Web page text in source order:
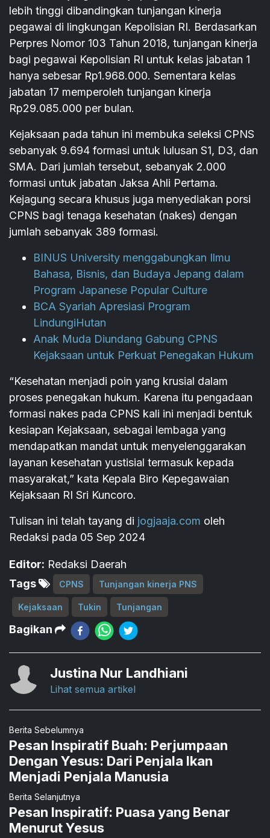
lebih tinggi dibandingkan tunjangan kinerja
pegawai di lingkungan Kepolisian RI. Berdasarkan
Perpres Nomor 103 Tahun 2018, tunjangan kinerja
bagi pegawai Kepolisian RI untuk kelas jabatan 1
hanya sebesar Rp1.968.000. Sementara kelas
jabatan 17 memperoleh tunjangan kinerja
Rp29.085.000 per bulan.
Kejaksaan pada tahun ini membuka seleksi CPNS
sebanyak 9.694 formasi untuk lulusan S1, D3, dan
SMA. Dari jumlah tersebut, sebanyak 2.000
formasi untuk jabatan Jaksa Ahli Pertama.
Kejagung secara khusus juga menyediakan porsi
CPNS bagi tenaga kesehatan (nakes) dengan
jumlah sebanyak 389 formasi.
BINUS University menggabungkan Ilmu
Bahasa, Bisnis, dan Budaya Jepang dalam
Program Japanese Popular Culture
BCA Syariah Apresiasi Program
LindungiHutan
Anak Muda Diundang Gabung CPNS
Kejaksaan untuk Perkuat Penegakan Hukum
“Kesehatan menjadi poin yang krusial dalam
proses penegakan hukum. Karena itu pengadaan
formasi nakes pada CPNS kali ini menjadi bentuk
kesiapan Kejaksaan, sebagai lembaga yang
mendapatkan mandat untuk menyelenggarakan
layanan kesehatan yustisial termasuk kepada
masyarakat,” kata Kepala Biro Kepegawaian
Kejaksaan RI Sri Kuncoro.
Tulisan ini telah tayang di jogjaaja.com oleh
Redaksi pada 05 Sep 2024
Editor: Redaksi Daerah
Tags
CPNS Tunjangan kinerja PNS
Kejaksaan Tukin Tunjangan
Bagikan
Justina Nur Landhiani
Lihat semua artikel
Berita Sebelumnya
Pesan Inspiratif Buah: Perjumpaan
Dengan Yesus: Dari Penjala Ikan
Menjadi Penjala Manusia
Berita Selanjutnya
Pesan Inspiratif: Puasa yang Benar
Menurut Yesus